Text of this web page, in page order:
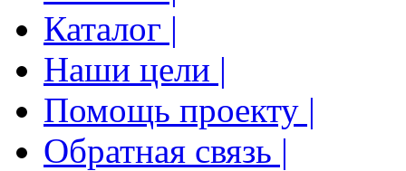
Каталог |
Наши цели |
Помощь проекту |
Обратная связь |